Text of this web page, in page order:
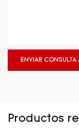
ENVIAR CONSULTA
Productos